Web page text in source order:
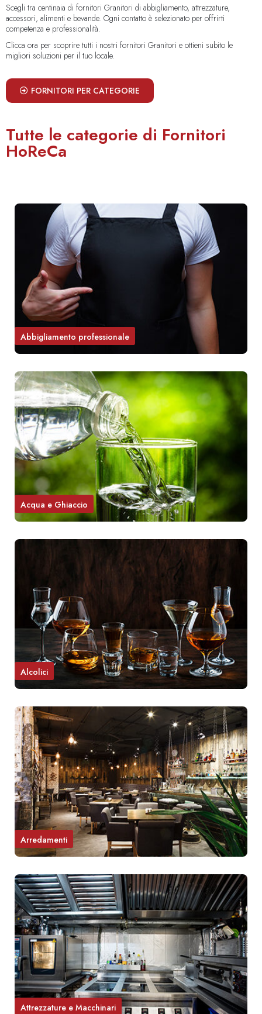
Scegli tra centinaia di fornitori Granitori di abbigliamento, attrezzature,
accessori, alimenti e bevande. Ogni contatto è selezionato per offrirti
competenza e professionalità.
Clicca ora per scoprire tutti i nostri fornitori Granitori e ottieni subito le
migliori soluzioni per il tuo locale.
FORNITORI PER CATEGORIE
Tutte le categorie di Fornitori
HoReCa
Abbigliamento professionale
Acqua e Ghiaccio
Alcolici
Arredamenti
Attrezzature e Macchinari